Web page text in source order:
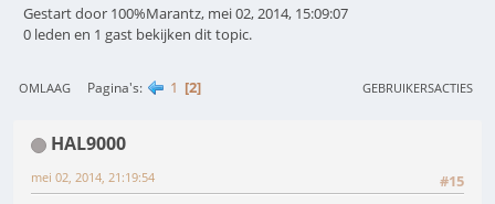
Gestart door 100%Marantz, mei 02, 2014, 15:09:07
0 leden en 1 gast bekijken dit topic.
OMLAAG Pagina's 1 2 GEBRUIKERSACTIES
HAL9000
#15
mei 02, 2014, 21:19:54